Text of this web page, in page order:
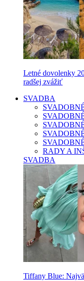
Letné dovolenky
radšej zvážiť
SVADBA
RADY A
SVADBA
Tiffany Blue: